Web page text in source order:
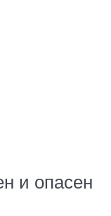
и опасен